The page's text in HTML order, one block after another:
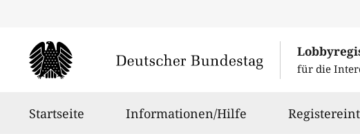
für die
Startseite Informationen/Hilfe